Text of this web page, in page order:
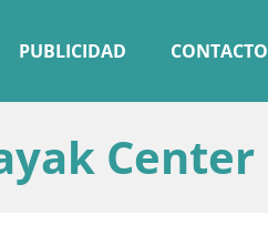
PUBLICIDAD CONTACTO
Center